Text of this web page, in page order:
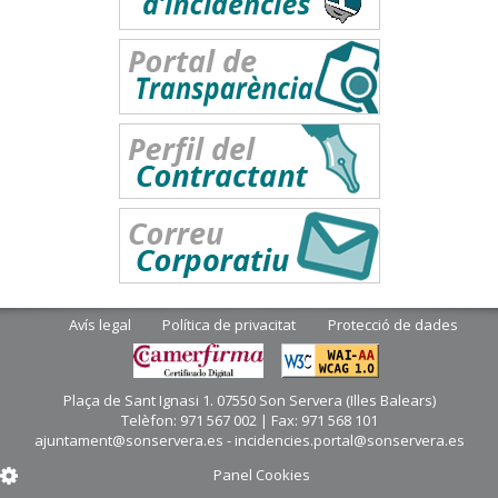
Avís legal Política de privacitat Protecció de dades
Plaça de Sant Ignasi 1. 07550 Son Servera (Illes Balears)
Telèfon: 971 567 002 | Fax: 971 568 101
ajuntament@sonservera.es - incidencies.portal@sonservera.es
Panel Cookies